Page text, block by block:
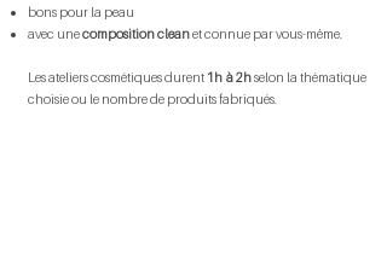
bons pour la peau
avec unecomposition cleanet connue par vous-même.
Les ateliers cosmétiques durent 1h à 2hselon la thématique
choisie ou le nombre de produits fabriqués.